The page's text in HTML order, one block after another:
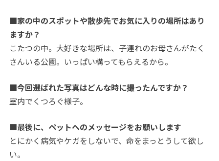
■家の中のスポットや散歩先でお気に入りの場所はあり
ますか？
こたつの中。大好きな場所は、子連れのお母さんがたく
さんいる公園。いっぱい構ってもらえるから。
■今回選ばれた写真はどんな時に撮ったんですか？
室内でくつろぐ様子。
■最後に、ペットへのメッセージをお願いします
とにかく病気やケガをしないで、命をまっとうして欲し
い。